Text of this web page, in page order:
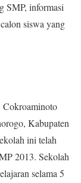
SMP, informasi
siswa yang
Cokroaminoto
Kabupaten
ini telah
2013. Sekolah
selama 5